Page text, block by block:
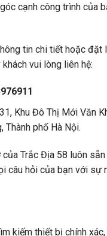
cạnh công trình của
tin chi tiết hoặc đặt
vui lòng liên hệ:
Khu Đô Thị Mới Văn
Thành phố Hà Nội.
Trắc Địa 58 luôn
câu hỏi của bạn với sự
kiếm thiết bị chính